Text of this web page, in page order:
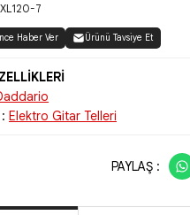
7
Haber Ver Ürünü Tavsiye Et
Elektro Gitar Telleri
PAYLAŞ :